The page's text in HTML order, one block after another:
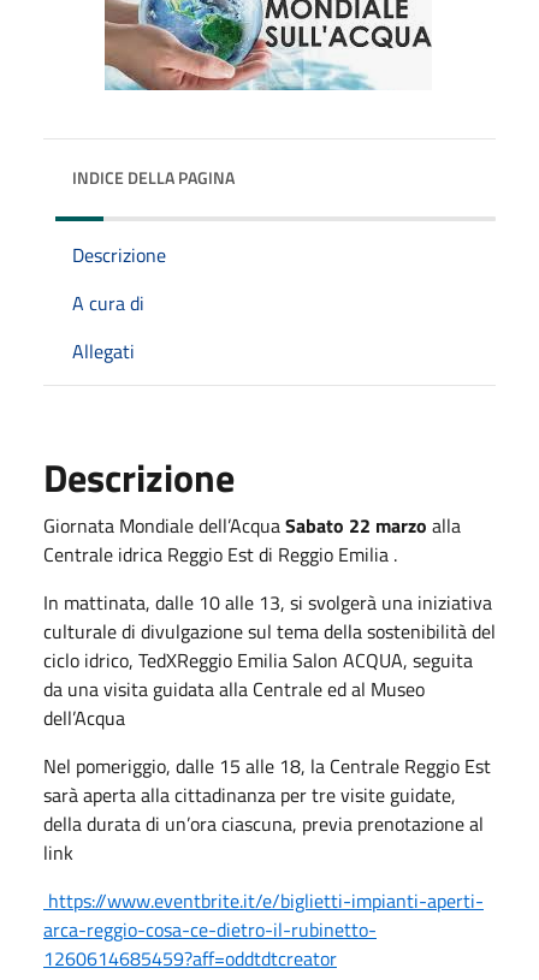
INDICE DELLA PAGINA
Descrizione
A cura di
Allegati
Descrizione
Giornata Mondiale dell’AcquaSabato 22 marzo alla
Centrale idrica Reggio Est di Reggio Emilia .
In mattinata, dalle 10 alle 13, si svolgerà una iniziativa
culturale di divulgazione sul tema della sostenibilità del
ciclo idrico, TedXReggio Emilia Salon ACQUA, seguita
da una visita guidata alla Centrale ed al Museo
dell’Acqua
Nel pomeriggio, dalle 15 alle 18, la Centrale Reggio Est
sarà aperta alla cittadinanza per tre visite guidate,
della durata di un’ora ciascuna, previa prenotazione al
link
https://www.eventbrite.it/e/biglietti-impianti-aperti-
arca-reggio-cosa-ce-dietro-il-rubinetto-
1260614685459?aff=oddtdtcreator